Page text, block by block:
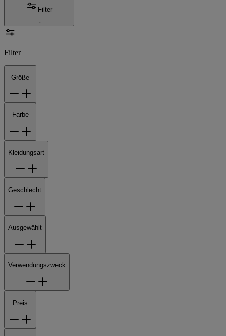
Filter
Filter
Größe
Farbe
Kleidungsart
Geschlecht
Ausgewählt
Verwendungszweck
Preis